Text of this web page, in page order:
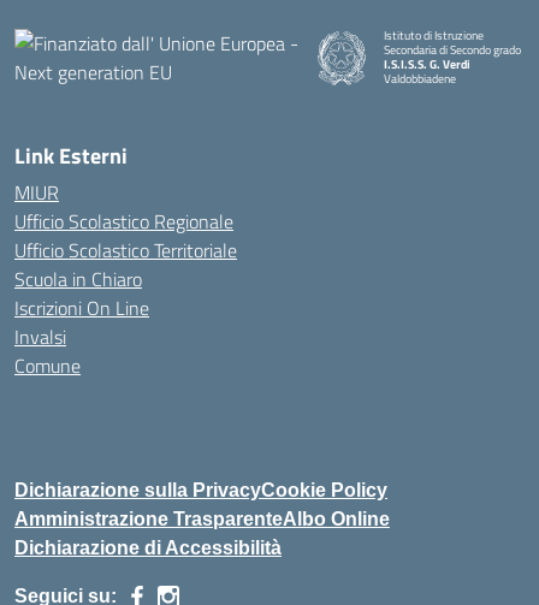
Istituto di Istruzione
Secondaria di Secondo grado
I.S.I.S.S. G. Verdi
Valdobbiadene
Link Esterni
MIUR
Ufficio Scolastico Regionale
Ufficio Scolastico Territoriale
Scuola in Chiaro
Iscrizioni On Line
Invalsi
Comune
Dichiarazione sulla PrivacyCookie Policy
Amministrazione TrasparenteAlbo Online
Dichiarazione di Accessibilità
Seguici su: